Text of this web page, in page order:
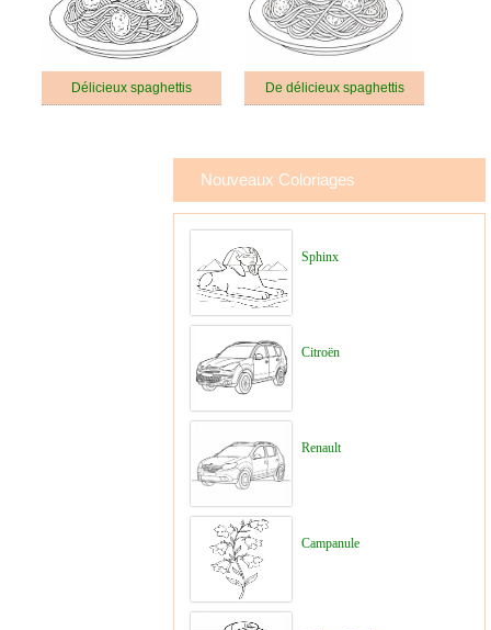
Délicieux spaghettis De délicieux spaghettis
Nouveaux Coloriages
Sphinx
Citroën
Renault
Campanule